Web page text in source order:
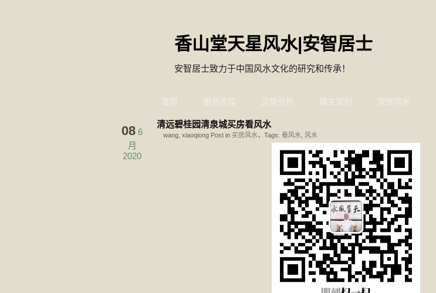
香山堂天星风水|安智居士
安智居士致力于中国风水文化的研究和传承！
首页 服务流程 运势分析 福主案例 家传风水
清远碧桂园清泉城买房看风水
wang, xiaoqiong Post in 买房风水 ，Tags: 看风水 风水
08 6
月
2020